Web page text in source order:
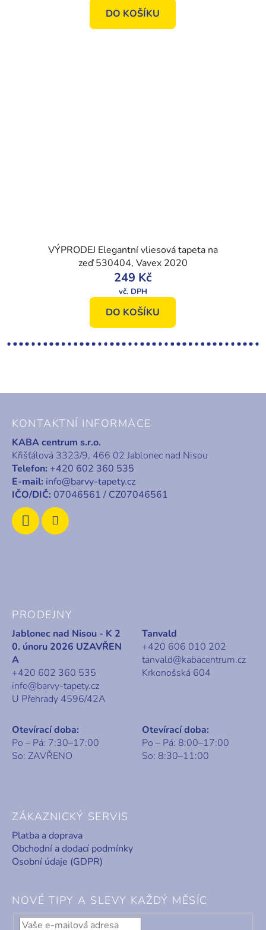
DO KOŠÍKU
VÝPRODEJ Elegantní vliesová tapeta na
zeď 530404, Vavex 2020
249 Kč
DO KOŠÍKU
KONTAKTNÍ INFORMACE
KABA centrum s.r.o.
Křišťálová 3323/9, 466 02 Jablonec nad Nisou
Telefon: +420 602 360 535
E-mail: info@barvy-tapety.cz
IČO/DIČ: 07046561 / CZ07046561
PRODEJNY
Jablonec nad Nisou - K 2
0. únoru 2026 UZAVŘEN
A
+420 602 360 535
info@barvy-tapety.cz
U Přehrady 4596/42A
Tanvald
+420 606 010 202
tanvald@kabacentrum.cz
Krkonošská 604
Otevírací doba:
Po – Pá: 7:30–17:00
So: ZAVŘENO
Otevírací doba:
Po – Pá: 8:00–17:00
So: 8:30–11:00
ZÁKAZNICKÝ SERVIS
Platba a doprava
Obchodní a dodací podmínky
Osobní údaje (GDPR)
NOVÉ TIPY A SLEVY KAŽDÝ MĚSÍC